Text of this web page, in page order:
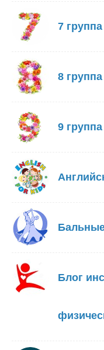
7 группа
8 группа
9 группа
Блог